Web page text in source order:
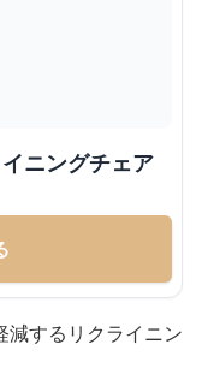
ニングチェア
減するリクライニン